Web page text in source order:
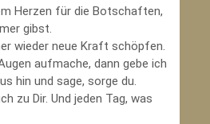
Herzen für die Botschaften,
gibst.
wieder neue Kraft schöpfen.
aufmache, dann gebe ich
hin und sage, sorge du.
zu Dir. Und jeden Tag, was